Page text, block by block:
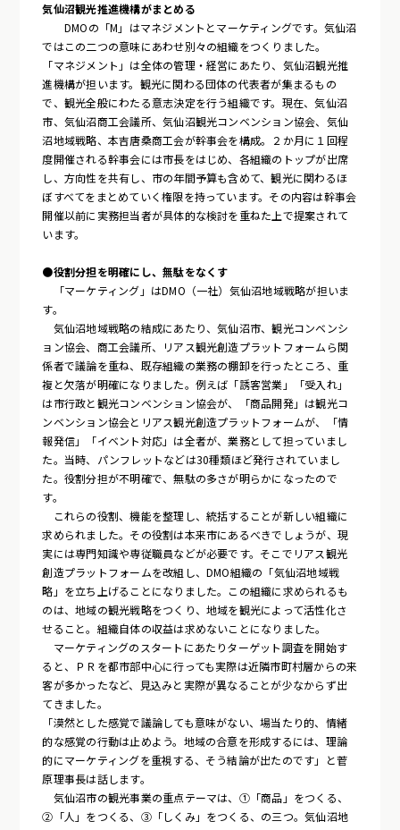
気仙沼観光推進機構がまとめる
DMOの「M」はマネジメントとマーケティングです。気仙沼
ではこの二つの意味にあわせ別々の組織をつくりました。
「マネジメント」は全体の管理・経営にあたり、気仙沼観光推
進機構が担います。観光に関わる団体の代表者が集まるもの
で、観光全般にわたる意志決定を行う組織です。現在、気仙沼
市、気仙沼商工会議所、気仙沼観光コンベンション協会、気仙
沼地域戦略、本吉唐桑商工会が幹事会を構成。２か月に１回程
度開催される幹事会には市長をはじめ、各組織のトップが出席
し、方向性を共有し、市の年間予算も含めて、観光に関わるほ
ぼすべてをまとめていく権限を持っています。その内容は幹事会
開催以前に実務担当者が具体的な検討を重ねた上で提案されて
います。
●役割分担を明確にし、無駄をなくす
「マーケティング」はDMO（一社）気仙沼地域戦略が担いま
す。
気仙沼地域戦略の結成にあたり、気仙沼市、観光コンベンシ
ョン協会、商工会議所、リアス観光創造プラットフォームら関
係者で議論を重ね、既存組織の業務の棚卸を行ったところ、重
複と欠落が明確になりました。例えば「誘客営業」「受入れ」
は市行政と観光コンベンション協会が、「商品開発」は観光コ
ンベンション協会とリアス観光創造プラットフォームが、「情
報発信」「イベント対応」は全者が、業務として担っていまし
た。当時、パンフレットなどは30種類ほど発行されていまし
た。役割分担が不明確で、無駄の多さが明らかになったので
す。
これらの役割、機能を整理し、統括することが新しい組織に
求められました。その役割は本来市にあるべきでしょうが、現
実には専門知識や専従職員などが必要です。そこでリアス観光
創造プラットフォームを改組し、DMO組織の「気仙沼地域戦
略」を立ち上げることになりました。この組織に求められるも
のは、地域の観光戦略をつくり、地域を観光によって活性化さ
せること。組織自体の収益は求めないことになりました。
マーケティングのスタートにあたりターゲット調査を開始す
ると、ＰＲを都市部中心に行っても実際は近隣市町村層からの来
客が多かったなど、見込みと実際が異なることが少なからず出
てきました。
「漠然とした感覚で議論しても意味がない、場当たり的、情緒
的な感覚の行動は止めよう。地域の合意を形成するには、理論
的にマーケティングを重視する、そう結論が出たのです」と菅
原理事長は話します。
気仙沼市の観光事業の重点テーマは、①「商品」をつくる、
②「人」をつくる、③「しくみ」をつくる、の三つ。気仙沼地